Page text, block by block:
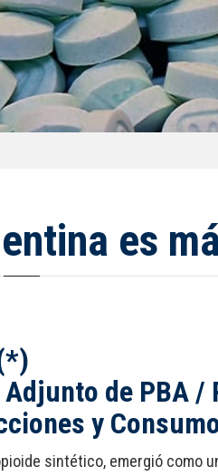
es
de PBA /
y
sintético, emergió como